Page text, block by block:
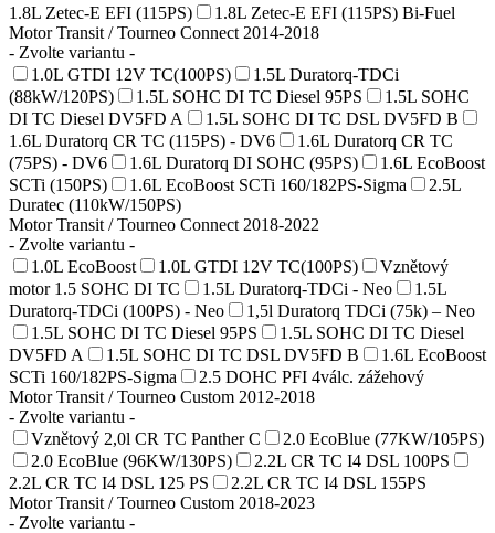
1.8L Zetec-E EFI (115PS)
1.8L Zetec-E EFI (115PS) Bi-Fuel
Motor Transit / Tourneo Connect 2014-2018
- Zvolte variantu -
1.0L GTDI 12V TC(100PS)
1.5L Duratorq-TDCi
(88kW/120PS)
1.5L SOHC DI TC Diesel 95PS
1.5L SOHC
DI TC Diesel DV5FD A
1.5L SOHC DI TC DSL DV5FD B
1.6L Duratorq CR TC (115PS) - DV6
1.6L Duratorq CR TC
(75PS) - DV6
1.6L Duratorq DI SOHC (95PS)
1.6L EcoBoost
SCTi (150PS)
1.6L EcoBoost SCTi 160/182PS-Sigma
2.5L
Duratec (110kW/150PS)
Motor Transit / Tourneo Connect 2018-2022
- Zvolte variantu -
1.0L EcoBoost
1.0L GTDI 12V TC(100PS)
Vznětový
motor 1.5 SOHC DI TC
1.5L Duratorq-TDCi - Neo
1.5L
Duratorq-TDCi (100PS) - Neo
1,5l Duratorq TDCi (75k) – Neo
1.5L SOHC DI TC Diesel 95PS
1.5L SOHC DI TC Diesel
DV5FD A
1.5L SOHC DI TC DSL DV5FD B
1.6L EcoBoost
SCTi 160/182PS-Sigma
2.5 DOHC PFI 4válc. zážehový
Motor Transit / Tourneo Custom 2012-2018
- Zvolte variantu -
Vznětový 2,0l CR TC Panther C
2.0 EcoBlue (77KW/105PS)
2.0 EcoBlue (96KW/130PS)
2.2L CR TC I4 DSL 100PS
2.2L CR TC I4 DSL 125 PS
2.2L CR TC I4 DSL 155PS
Motor Transit / Tourneo Custom 2018-2023
- Zvolte variantu -